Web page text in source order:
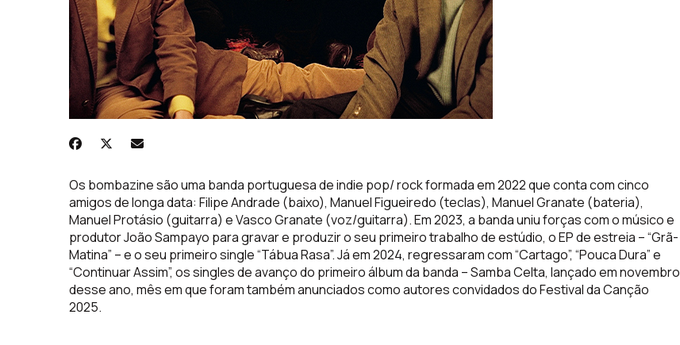
Os bombazine são uma banda portuguesa de indie pop/ rock formada em 2022 que conta com cinco
amigos de longa data: Filipe Andrade (baixo), Manuel Figueiredo (teclas), Manuel Granate (bateria),
Manuel Protásio (guitarra) e Vasco Granate (voz/guitarra). Em 2023, a banda uniu forças com o músico e
produtor João Sampayo para gravar e produzir o seu primeiro trabalho de estúdio, o EP de estreia – “Grã-
Matina” – e o seu primeiro single “Tábua Rasa”. Já em 2024, regressaram com “Cartago”, “Pouca Dura” e
“Continuar Assim”, os singles de avanço do primeiro álbum da banda – Samba Celta, lançado em novembro
desse ano, mês em que foram também anunciados como autores convidados do Festival da Canção
2025.